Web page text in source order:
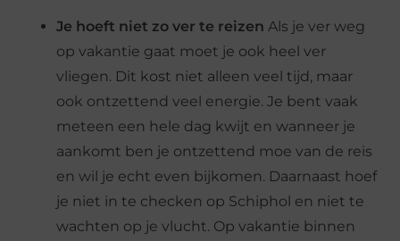
Je hoeft niet zo ver te reizenAls je ver weg
op vakantie gaat moet je ook heel ver
vliegen. Dit kost niet alleen veel tijd, maar
ook ontzettend veel energie. Je bent vaak
meteen een hele dag kwijt en wanneer je
aankomt ben je ontzettend moe van de reis
en wil je echt even bijkomen. Daarnaast hoef
je niet in te checken op Schiphol en niet te
wachten op je vlucht. Op vakantie binnen